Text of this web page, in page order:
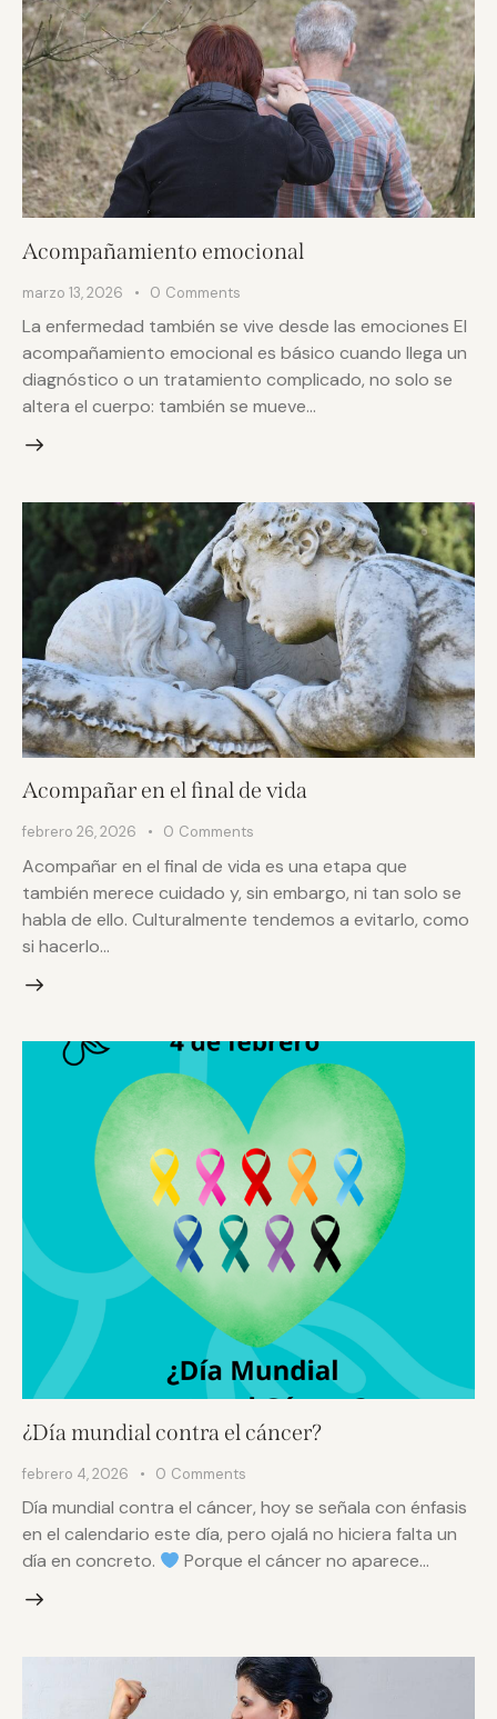
Acompañamiento emocional
marzo 13, 2026 0 Comments
La enfermedad también se vive desde las emociones El
acompañamiento emocional es básico cuando llega un
diagnóstico o un tratamiento complicado, no solo se
altera el cuerpo: también se mueve…
Acompañar en el final de vida
febrero 26, 2026 0 Comments
Acompañar en el final de vida es una etapa que
también merece cuidado y, sin embargo, ni tan solo se
habla de ello. Culturalmente tendemos a evitarlo, como
si hacerlo…
¿Día mundial contra el cáncer?
febrero 4, 2026 0 Comments
Día mundial contra el cáncer, hoy se señala con énfasis
en el calendario este día, pero ojalá no hiciera falta un
día en concreto.
Porque el cáncer no aparece…